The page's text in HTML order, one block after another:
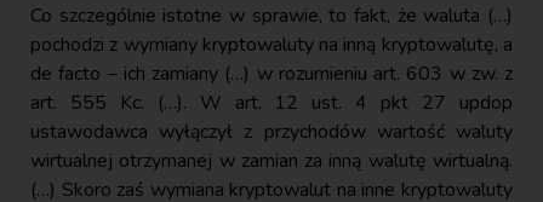
Co szczególnie istotne w sprawie, to fakt, że waluta (…)
pochodzi z wymiany kryptowaluty na inną kryptowalutę, a
de facto – ich zamiany (…) w rozumieniu art. 603 w zw. z
art. 555 Kc. (…). W art. 12 ust. 4 pkt 27 updop
ustawodawca wyłączył z przychodów wartość waluty
wirtualnej otrzymanej w zamian za inną walutę wirtualną.
(…) Skoro zaś wymiana kryptowalut na inne kryptowaluty